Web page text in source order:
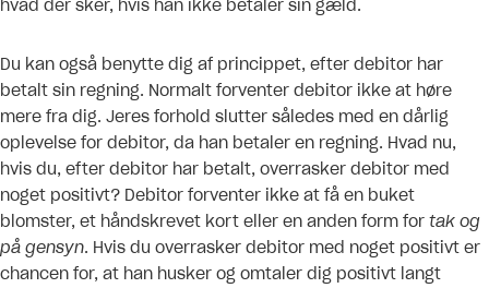
hvad der sker, hvis han ikke betaler sin gæld.
Du kan også benytte dig af princippet, efter debitor har
betalt sin regning. Normalt forventer debitor ikke at høre
mere fra dig. Jeres forhold slutter således med en dårlig
oplevelse for debitor, da han betaler en regning. Hvad nu,
hvis du, efter debitor har betalt, overrasker debitor med
noget positivt? Debitor forventer ikke at få en buket
blomster, et håndskrevet kort eller en anden form for tak og
på gensyn. Hvis du overrasker debitor med noget positivt er
chancen for, at han husker og omtaler dig positivt langt